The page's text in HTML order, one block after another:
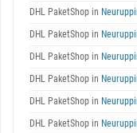
DHL PaketShop in
DHL PaketShop in
DHL PaketShop in
DHL PaketShop in
DHL PaketShop in
DHL PaketShop in